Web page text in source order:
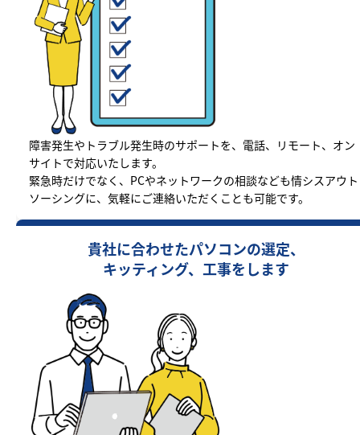
障害発生やトラブル発生時のサポートを、電話、リモート、オン
サイトで対応いたします。
緊急時だけでなく、PCやネットワークの相談なども情シスアウト
ソーシングに、気軽にご連絡いただくことも可能です。
貴社に合わせたパソコンの選定、
キッティング、工事をします